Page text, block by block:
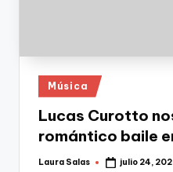
Publicado
en
Música
Lucas Curotto
romántico baile
Publicado
Laura Salas julio 24,